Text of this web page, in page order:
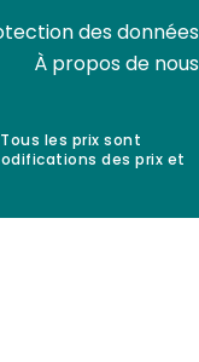
les prix sont
des prix et
des données
À propos de nous